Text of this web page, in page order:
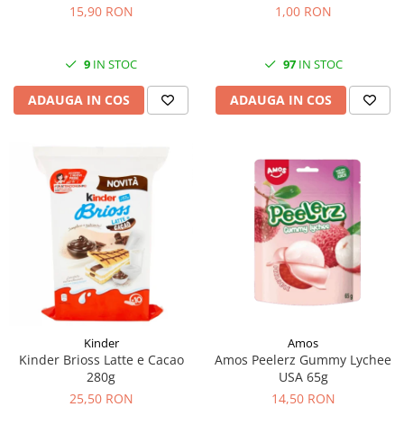
15,90 RON
9 IN STOC
ADAUGA IN COS
1,00 RON
97IN STOC
ADAUGA IN COS
Kinder
Kinder Brioss Latte e Cacao
280g
25,50 RON
Amos
Amos Peelerz Gummy Lychee
USA 65g
14,50 RON